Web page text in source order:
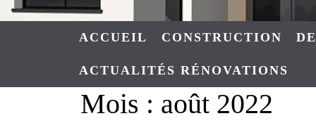
ACCUEIL CONSTRUCTION
ACTUALITÉS RÉNOVATIONS
Mois : août 2022